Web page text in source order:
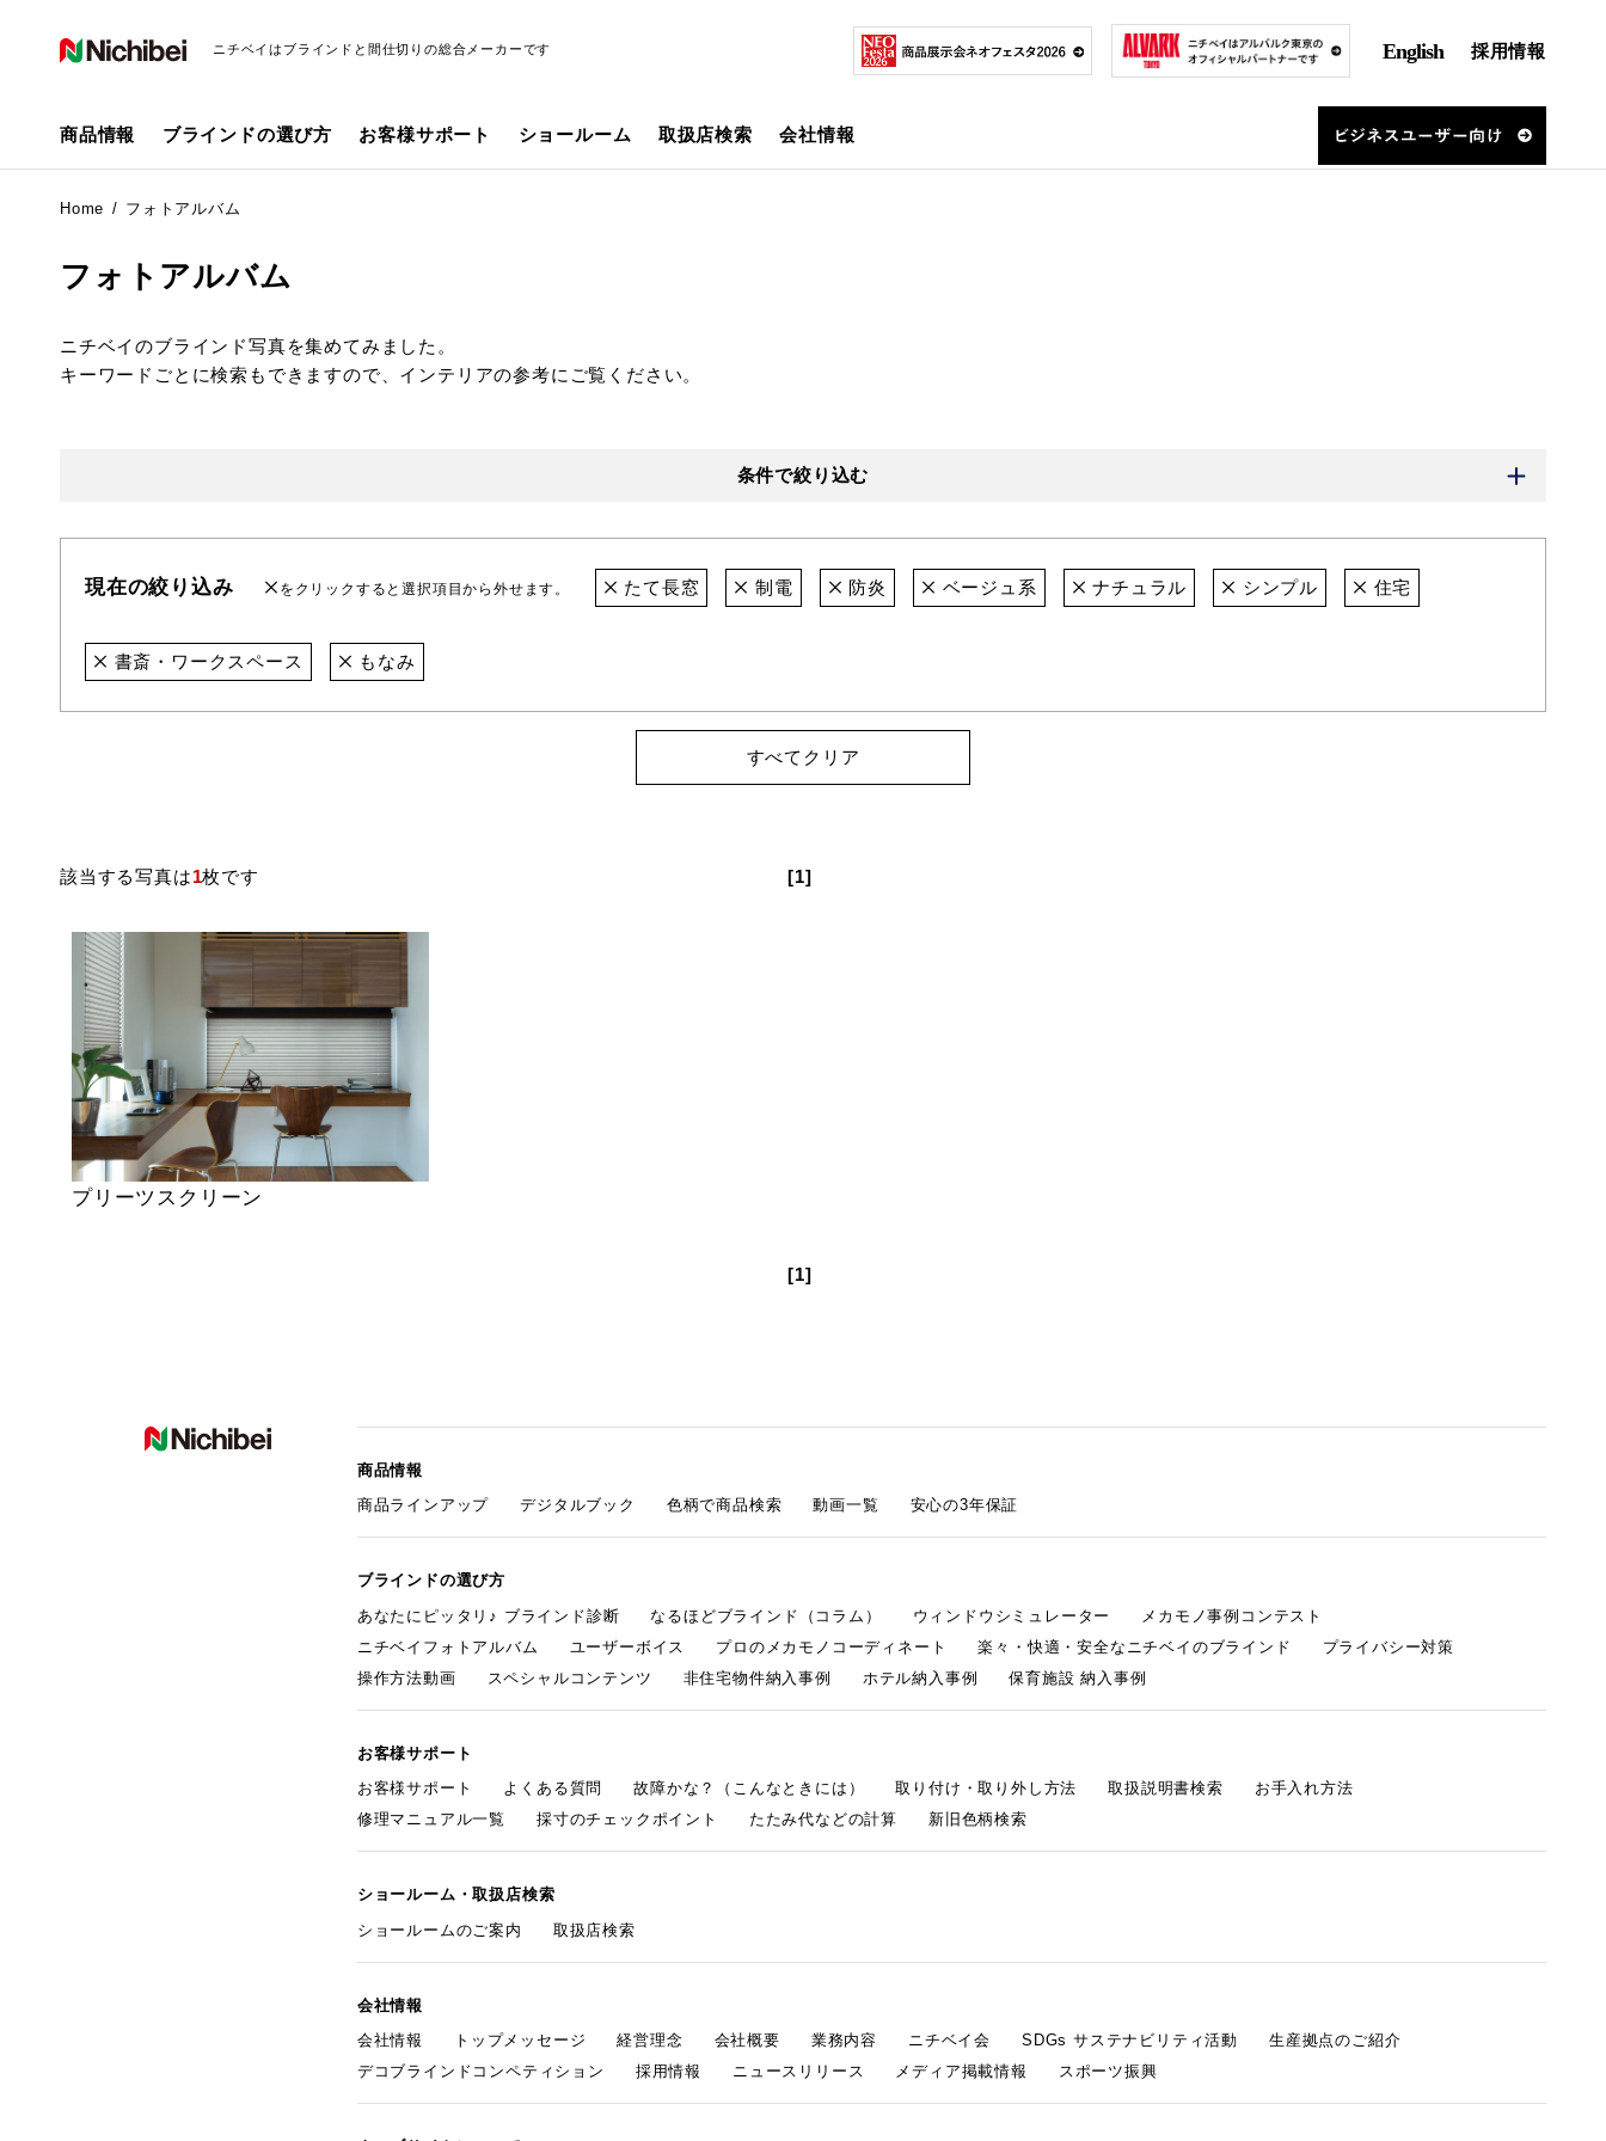
ニチベイはブラインドと間仕切りの総合メーカーです English 採用情報
商品情報 ブラインドの選び方 お客様サポート ショールーム 取扱店検索 会社情報
Home フォトアルバム
フォトアルバム
ニチベイのブラインド写真を集めてみました。
キーワードごとに検索もできますので、インテリアの参考にご覧ください。
条件で絞り込む
現在の絞り込み をクリックすると選択項目から外せます。 たて長窓 制電 防炎 ベージュ系 ナチュラル シンプル 住宅
書斎・ワークスペース もなみ
すべてクリア
該当する写真は1枚です [1]
プリーツスクリーン
[1]
商品情報
商品ラインアップ
デジタルブック 色柄で商品検索 動画一覧 安心の3年保証
ブラインドの選び方
あなたにピッタリ♪ ブラインド診断
なるほどブラインド（コラム） ウィンドウシミュレーター
メカモノ事例コンテスト
ニチベイフォトアルバム
ユーザーボイス プロのメカモノコーディネート 楽々・快適・安全なニチベイのブラインド
プライバシー対策
操作方法動画
スペシャルコンテンツ 非住宅物件納入事例 ホテル納入事例 保育施設 納入事例
お客様サポート
お客様サポート
よくある質問 故障かな？（こんなときには） 取り付け・取り外し方法 取扱説明書検索
お手入れ方法
修理マニュアル一覧
採寸のチェックポイント たたみ代などの計算 新旧色柄検索
ショールーム・取扱店検索
ショールームのご案内
取扱店検索
会社情報
会社情報
トップメッセージ 経営理念 会社概要 業務内容 ニチベイ会 SDGs サステナビリティ活動
生産拠点のご紹介
デコブラインドコンペティション
採用情報 ニュースリリース メディア掲載情報 スポーツ振興